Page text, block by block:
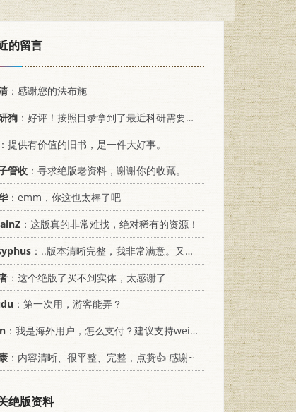
的留言
：感谢您的法布施
狗 ：好评！按照目录拿到了最近科研需要的材料！
：提供有价值的旧书，是一件大好事。
管收 ：寻求绝版老资料，谢谢你的收藏。
：emm，你这也太棒了吧
：这版真的非常难找，绝对稀有的资源！
：..版本清晰完整，我非常满意。又及，这本《话语的真相》...
：这个绝版了买不到实体，太感谢了
：第一次用，游客能弄？
：我是海外用户，怎么支付？建议支持weixin支付
：内容清晰、很平整、完整，点赞👍 感谢~
绝版资料